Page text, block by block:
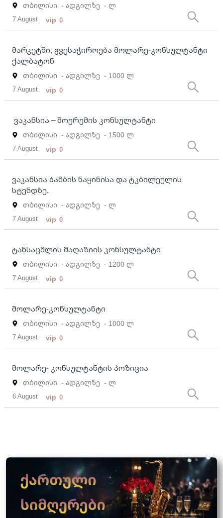
თბილისი - ადგილზე - ლ
7 August vip 0
მარკეტში, გვესაჭიროება მოლარე-კონსულტანტი
ქალბატონ
თბილისი - ადგილზე - 1000 ლ
7 August vip 0
ვაკანსია – შოურუმის კონსულტანტი
თბილისი - ადგილზე - 1500 ლ
7 August vip 0
ვაკანსია ბამბის ნაყინისა და ტკბილეულის
სტენდზე.
თბილისი - ადგილზე - ლ
7 August vip 0
ტანსაცმლის მაღაზიის კონსულტანტი
თბილისი - ადგილზე - 1200 ლ
7 August vip 0
მოლარე-კონსულტანტი
თბილისი - ადგილზე - 1000 ლ
7 August vip 0
მოლარე- კონსულტანტის პოზიცია
თბილისი - ადგილზე - ლ
6 August vip 0